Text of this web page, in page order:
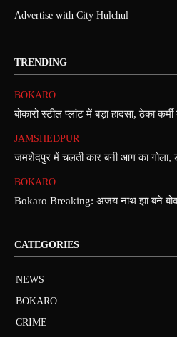
Advertise with City Hulchul
TRENDING
BOKARO
बोकारो स्टील प्लांट में बड़ा हादसा, ठेका
JAMSHEDPUR
जमशेदपुर में चलती कार बनी आग का गोला,
BOKARO
Bokaro Breaking: अजय नाथ झा बने
CATEGORIES
NEWS
BOKARO
CRIME